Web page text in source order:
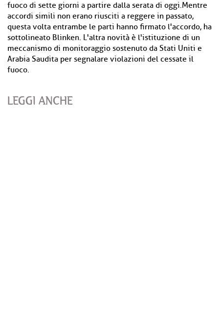
fuoco di sette giorni a partire dalla serata di oggi.Mentre
accordi simili non erano riusciti a reggere in passato,
questa volta entrambe le parti hanno firmato l'accordo, ha
sottolineato Blinken. L'altra novità è l'istituzione di un
meccanismo di monitoraggio sostenuto da Stati Uniti e
Arabia Saudita per segnalare violazioni del cessate il
fuoco.
LEGGI ANCHE